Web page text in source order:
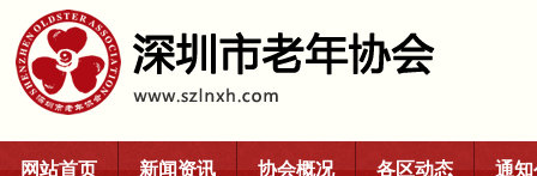
网站首页 新闻资讯 协会概况 各区动态 通